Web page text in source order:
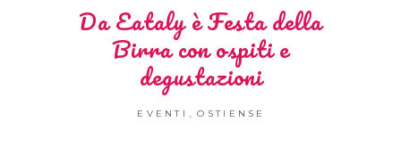
Da Eataly è Festa della
Birra con ospiti e
degustazioni
EVENTI OSTIENSE